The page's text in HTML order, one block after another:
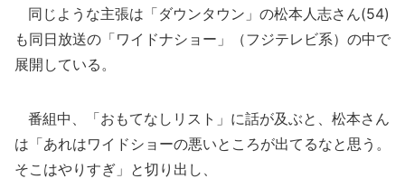
同じような主張は「ダウンタウン」の松本人志さん(54)
も同日放送の「ワイドナショー」（フジテレビ系）の中で
展開している。
番組中、「おもてなしリスト」に話が及ぶと、松本さん
は「あれはワイドショーの悪いところが出てるなと思う。
そこはやりすぎ」と切り出し、